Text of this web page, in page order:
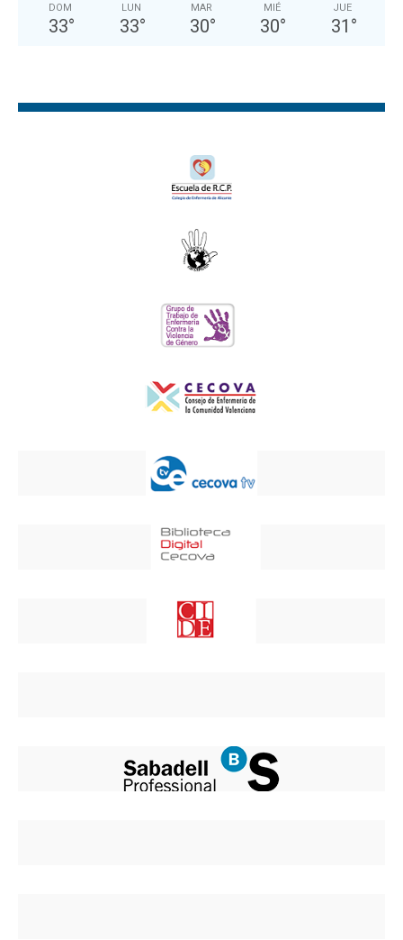
DOM
33°
LUN
33°
MAR
30°
MIÉ
30°
JUE
31 °